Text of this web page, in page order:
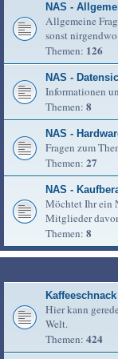
NAS -
Allgemeine
sonst
Themen: 126
NAS -
Informationen
Themen: 8
NAS -
Fragen zum
Themen: 27
NAS -
Möchtet Ihr ein
Mitglieder
Themen: 8
Kaffeeschnack
Hier kann
Welt.
Themen: 424